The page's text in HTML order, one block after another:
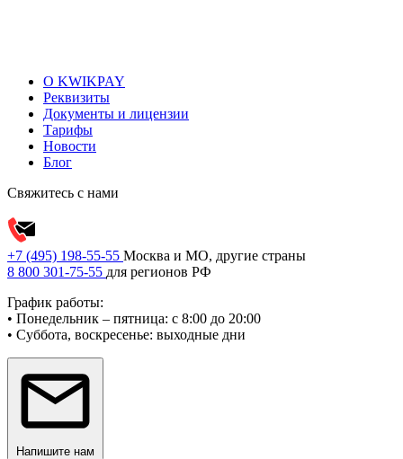
О KWIKPAY
Реквизиты
Документы и лицензии
Тарифы
Новости
Блог
Свяжитесь с нами
+7 (495) 198-55-55 Москва и МО, другие страны
8 800 301-75-55 для регионов РФ
График работы:
• Понедельник – пятница: с 8:00 до 20:00
• Суббота, воскресенье: выходные дни
Напишите нам